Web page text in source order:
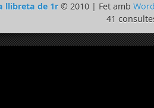
llibreta de 1r© 2010 | Fet amb
41